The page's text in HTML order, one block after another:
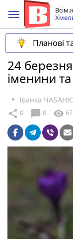
Планові
24
іменини
Іванка
share 0 chat_bubble 0 visibility